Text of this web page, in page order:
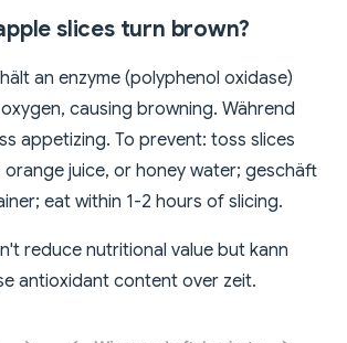
slices turn brown?
an enzyme (polyphenol oxidase)
causing browning. Während
appetizing. To prevent: toss slices
orange juice, or honey water; geschäft
eat within 1-2 hours of slicing.
reduce nutritional value but kann
antioxidant content over zeit.